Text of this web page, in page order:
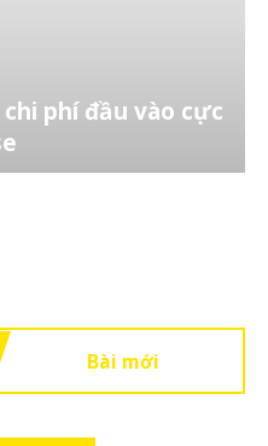
phí đầu vào cực
Bài mới